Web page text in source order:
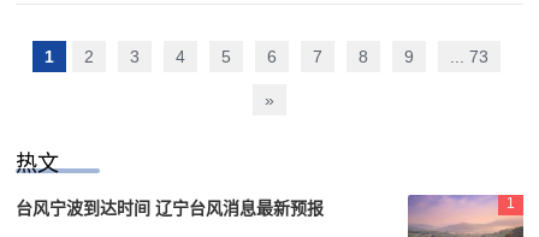
1 2 3 4 5 6 7 8 9 ... 73
»
热文
1
台风宁波到达时间 辽宁台风消息最新预报